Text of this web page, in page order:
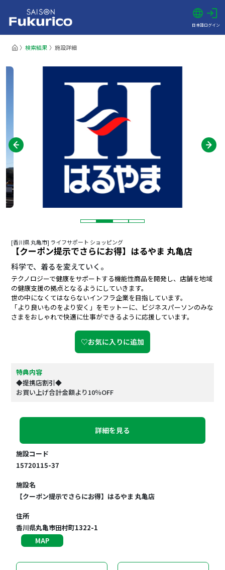
日本語ログイン
検索結果 施設詳細
[香川県 丸亀市] ライフサポート ショッピング
【クーポン提示でさらにお得】はるやま 丸亀店
科学で、着るを変えていく。
テクノロジーで健康をサポートする機能性商品を開発し、店舗を地域
の健康支援の拠点となるようにしていきます。
世の中になくてはならないインフラ企業を目指しています。
「より良いものをより安く」をモットーに、ビジネスパーソンのみな
さまをおしゃれで快適に仕事ができるように応援しています。
♡お気に入りに追加
特典内容
◆提携店割引◆
お買い上げ合計金額より10％OFF
詳細を見る
施設コード
15720115-37
施設名
【クーポン提示でさらにお得】はるやま 丸亀店
住所
香川県丸亀市田村町1322-1
MAP